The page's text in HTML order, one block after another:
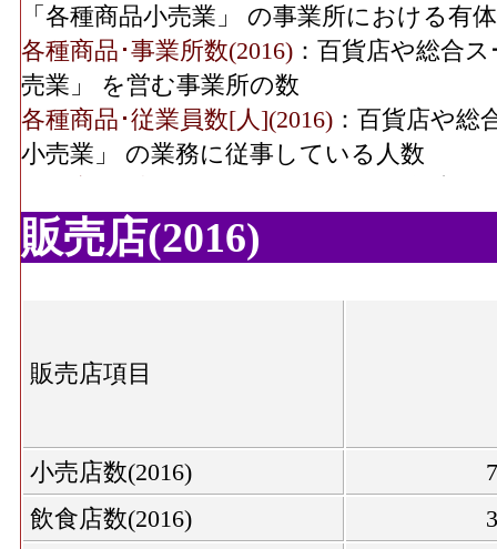
織物衣服･売り場面積
(2016)
飲食料･年間商品販売額
(2016)
25,074[
飲食料･事業所数(2016)
飲食料･売り場面積(2016)
額(2016)
機械器具･事業所数(2016)
「各種商品小売業」 の事業所における有
各種商品･事業所数(2016) ：百貨店や総合
売業」 を営む事業所の数
各種商品･従業員数[人](2016) ：百貨店や総
小売業」 の業務に従事している人数
品小売業」 の商品を販売用に実際に使用
織物衣服･年間商品販売額[百万円](2016)：
織物衣服･事業所数(2016)
服地・寝具、男子服、婦人・子供服、靴
織物衣服･従業員数[人](2016)
：「織物・衣
服・服地・寝具、男子服、婦人・子供服
従事している人数
販売店(2016)
販売店項目
小売店数(2016)
飲食店数(2016)